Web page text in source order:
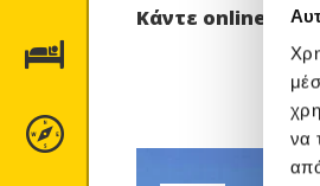
να
Κάντε online την